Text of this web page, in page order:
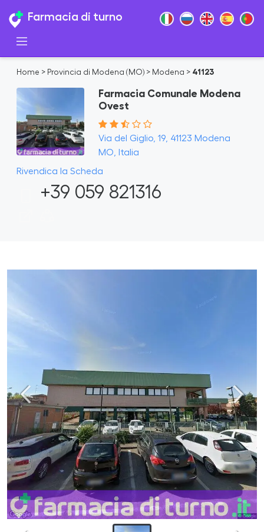
Farmacia di turno
Home > Provincia di Modena (MO) > Modena > 41123
Farmacia Comunale Modena
Ovest
Via del Giglio, 19, 41123 Modena
MO, Italia
Rivendica la Scheda
+39 059 821316